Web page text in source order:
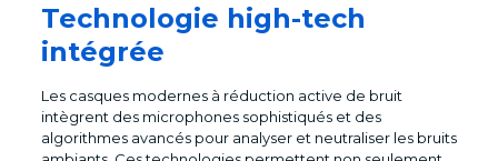
Technologie high-tech
intégrée
Les casques modernes à réduction active de bruit
intègrent des microphones sophistiqués et des
algorithmes avancés pour analyser et neutraliser les bruits